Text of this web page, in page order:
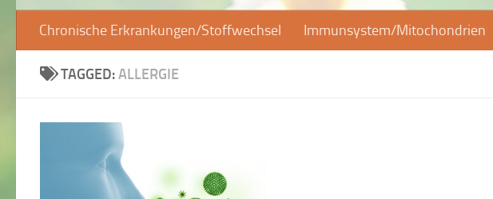
Chronische Erkrankungen/Stoffwechsel Immunsystem/Mitochondrien
TAGGED:ALLERGIE